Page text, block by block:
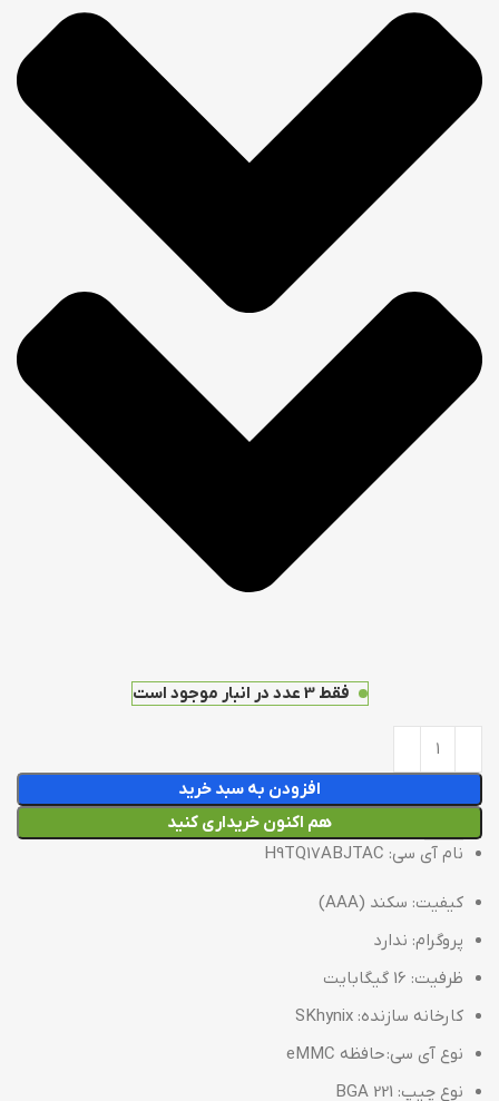
فقط 3 عدد در انبار موجود است
افزودن به سبد خرید
هم اکنون خریداری کنید
نام آی سی: H9TQ17ABJTAC
کیفیت: سکند (AAA)
پروگرام: ندارد
ظرفیت: 16 گیگابایت
کارخانه سازنده: SKhynix
نوع آی سی: حافظه eMMC
نوع چیپ: BGA 221